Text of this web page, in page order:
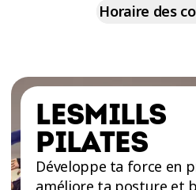
MEILLEURS
À la recherche des
avec coach à Repentigny?
unique des cours en
Éconofitness Repentigny
Horaire des
LESMILLS
PILATES
Développe ta force en